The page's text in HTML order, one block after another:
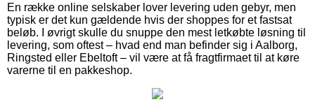
En række online selskaber lover levering uden gebyr, men
typisk er det kun gældende hvis der shoppes for et fastsat
beløb. I øvrigt skulle du snuppe den mest letkøbte løsning til
levering, som oftest – hvad end man befinder sig i Aalborg,
Ringsted eller Ebeltoft – vil være at få fragtfirmaet til at køre
varerne til en pakkeshop.